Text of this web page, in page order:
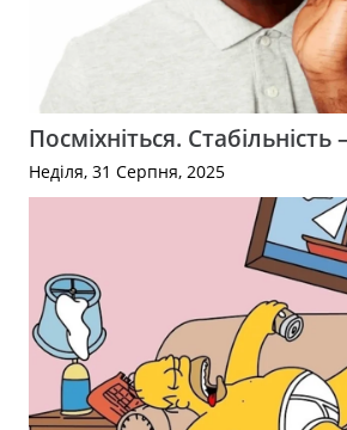
Посміхніться.
Неділя, 31 Серпня, 2025